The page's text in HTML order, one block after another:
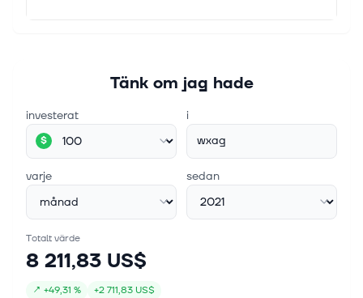
Tänk om jag hade
investerat
$
i
wxag
varje sedan
Totalt värde
8 211,83 US$
↗ +49,31 % +2 711,83 US$